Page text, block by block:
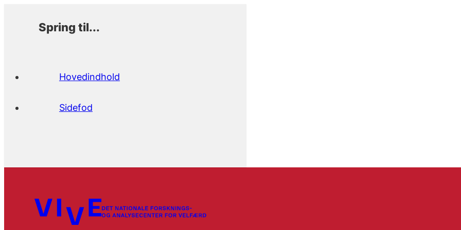
Spring til...
Hovedindhold
Sidefod